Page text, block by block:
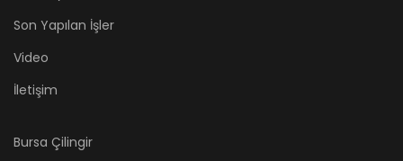
Son Yapılan İşler
Video
İletişim
Bursa Çilingir